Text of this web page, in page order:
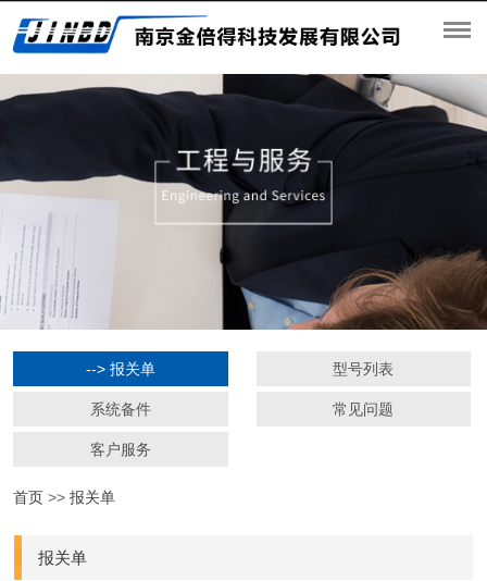
--> 报关单 型号列表
系统备件 常见问题
客户服务
首页 >> 报关单
报关单